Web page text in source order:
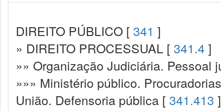
DIREITO PÚBLICO [ 341 ]
» DIREITO PROCESSUAL [ 341.4 ]
»» Organização Judiciária. Pessoal
»»» Ministério público.
União. Defensoria pública [ 341.413 ]